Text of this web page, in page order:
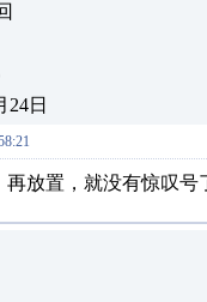
24日
再放置，就没有惊叹